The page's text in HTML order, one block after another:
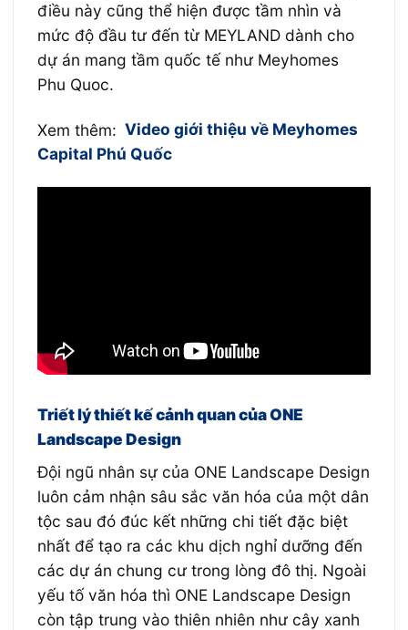
điều này cũng thể hiện được tầm nhìn và
mức độ đầu tư đến từ MEYLAND dành cho
dự án mang tầm quốc tế như Meyhomes
Phu Quoc.
Xem thêm: Video giới thiệu về Meyhomes
Capital Phú Quốc
Triết lý thiết kế cảnh quan của ONE
Landscape Design
Đội ngũ nhân sự của ONE Landscape Design
luôn cảm nhận sâu sắc văn hóa của một dân
tộc sau đó đúc kết những chi tiết đặc biệt
nhất để tạo ra các khu dịch nghỉ dưỡng đến
các dự án chung cư trong lòng đô thị. Ngoài
yếu tố văn hóa thì ONE Landscape Design
còn tập trung vào thiên nhiên như cây xanh